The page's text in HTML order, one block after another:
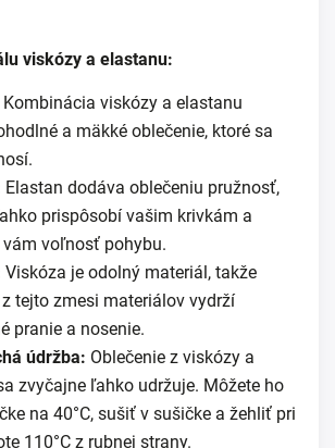
viskózy a elastanu:
Kombinácia viskózy a elastanu
a mäkké oblečenie, ktoré sa
Elastan dodáva oblečeniu pružnosť,
prispôsobí vašim krivkám a
voľnosť pohybu.
Viskóza je odolný materiál, takže
tejto zmesi materiálov vydrží
pranie a nosenie.
údržba: Oblečenie z viskózy a
zvyčajne ľahko udržuje. Môžete ho
na 40°C, sušiť v sušičke a žehliť pri
110°C z rubnej strany.